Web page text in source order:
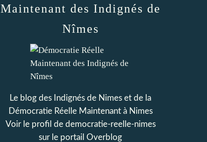
Maintenant des Indignés de
Nîmes
Le blog des Indignés de Nimes et de la
Démocratie Réelle Maintenant à Nimes
Voir le profil de democratie-reelle-nimes
sur le portail Overblog